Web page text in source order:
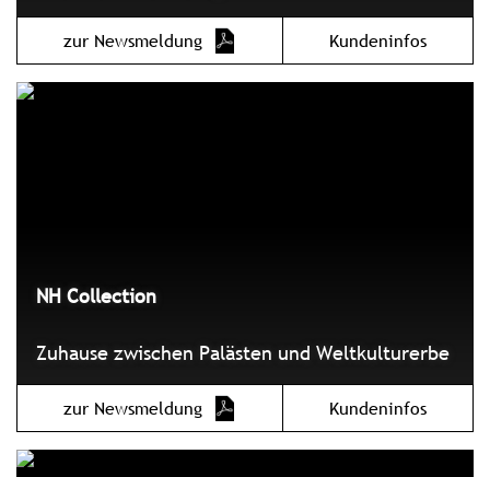
zur Newsmeldung Kundeninfos
NH Collection
Zuhause zwischen Palästen und Weltkulturerbe
zur Newsmeldung Kundeninfos